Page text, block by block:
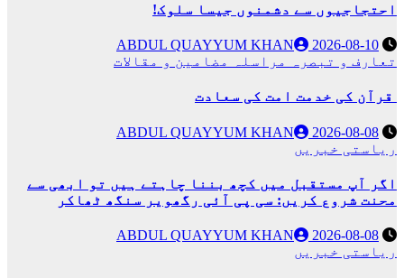
احتجاجیوں سے دشمنوں جیسا سلوک!
2026-08-10
ABDUL QUAYYUM KHAN
تعارف و تبصرہ
مراسلہ مضامین و مقالات
قرآن کی خدمت امت کی سعادت
2026-08-08
ABDUL QUAYYUM KHAN
ریاستی خبریں
اگر آپ مستقبل میں کچھ بننا چاہتے ہیں تو ابھی سے
محنت شروع کریں: سی پی آئی رگھویر سنگھ ٹھاکر
2026-08-08
ABDUL QUAYYUM KHAN
ریاستی خبریں